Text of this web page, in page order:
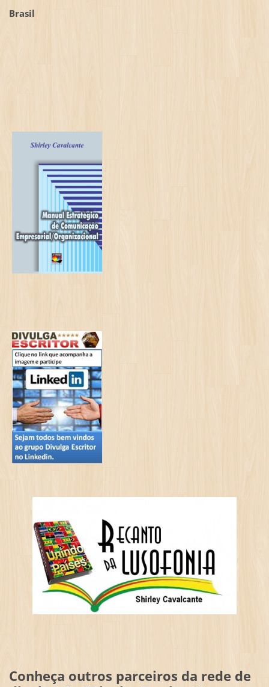
Brasil
Conheça outros parceiros da rede de